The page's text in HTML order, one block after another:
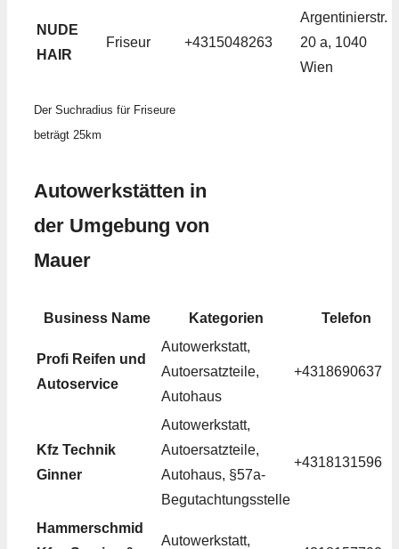
NUDE
HAIR
Friseur +4315048263
Argentinierstr.
20 a, 1040
Wien
Der Suchradius für Friseure
beträgt 25km
Autowerkstätten in
der Umgebung von
Mauer
Business Name Kategorien Telefon
Profi Reifen und
Autoservice
Autowerkstatt,
Autoersatzteile,
Autohaus
+4318690637
Kfz Technik
Ginner
Autowerkstatt,
Autoersatzteile,
Autohaus, §57a-
Begutachtungsstelle
+4318131596
Hammerschmid
Autowerkstatt,